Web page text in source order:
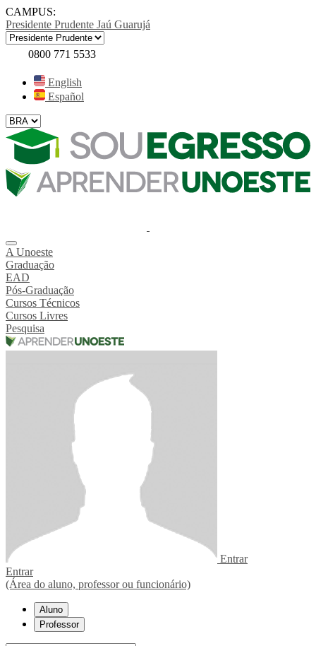
CAMPUS:
Presidente Prudente Jaú Guarujá
0800 771 5533
English
Español
A Unoeste
Graduação
EAD
Pós-Graduação
Cursos Técnicos
Cursos Livres
Pesquisa
Entrar
Entrar
(Área do aluno, professor ou funcionário)
Aluno
Professor